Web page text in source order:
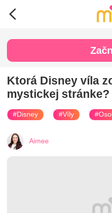
Ktorá Disney víla
mystickej stránke?
#Disney #Víly
Aimee